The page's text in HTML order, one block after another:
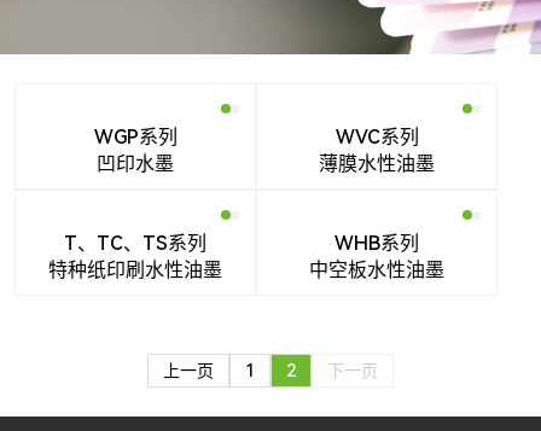
搜索
WGP系列
凹印水墨
WVC系列
薄膜水性油墨
T、TC、TS系列
特种纸印刷水性油墨
WHB系列
中空板水性油墨
上一页 1 2 下一页